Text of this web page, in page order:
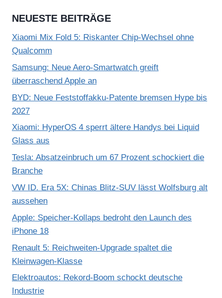
NEUESTE BEITRÄGE
Xiaomi Mix Fold 5: Riskanter Chip-Wechsel ohne
Qualcomm
Samsung: Neue Aero-Smartwatch greift
überraschend Apple an
BYD: Neue Feststoffakku-Patente bremsen Hype bis
2027
Xiaomi: HyperOS 4 sperrt ältere Handys bei Liquid
Glass aus
Tesla: Absatzeinbruch um 67 Prozent schockiert die
Branche
VW ID. Era 5X: Chinas Blitz-SUV lässt Wolfsburg alt
aussehen
Apple: Speicher-Kollaps bedroht den Launch des
iPhone 18
Renault 5: Reichweiten-Upgrade spaltet die
Kleinwagen-Klasse
Elektroautos: Rekord-Boom schockt deutsche
Industrie